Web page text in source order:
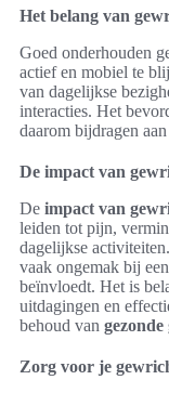
Het belang van
Goed onderhouden
actief en mobiel te
van dagelijkse
interacties. Het
daarom bijdragen
De impact van
De impact van
leiden tot pijn,
dagelijkse
vaak ongemak bij
beïnvloedt. Het is
uitdagingen en
behoud van
Zorg voor je